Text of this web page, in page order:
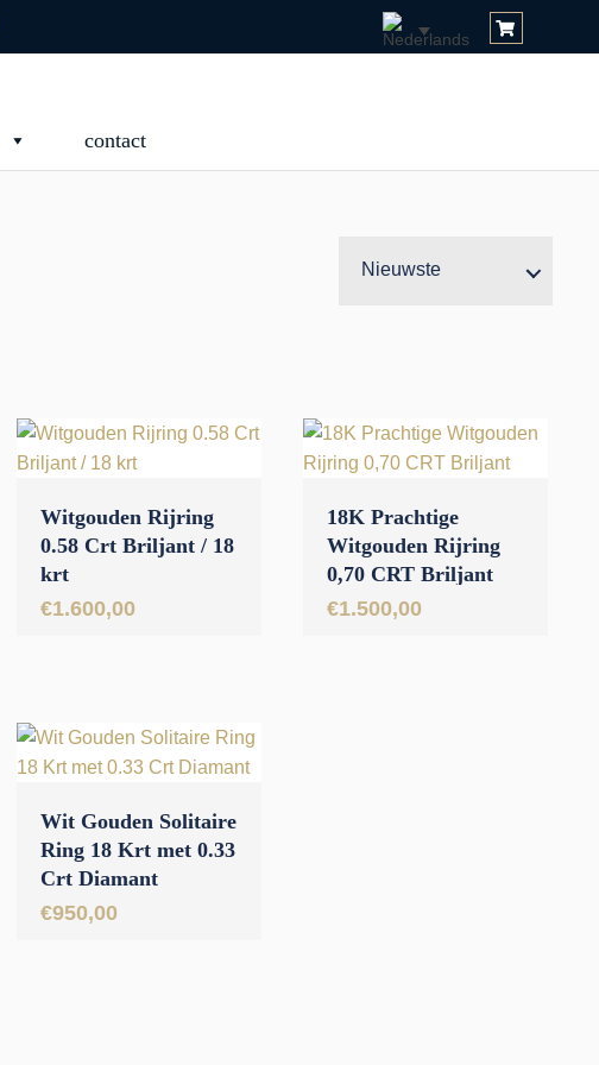
contact
Nieuwste
Witgouden Rijring
0.58 Crt Briljant / 18
krt
€1.600,00
18K Prachtige
Witgouden Rijring
0,70 CRT Briljant
€1.500,00
Wit Gouden Solitaire
Ring 18 Krt met 0.33
Crt Diamant
€950,00